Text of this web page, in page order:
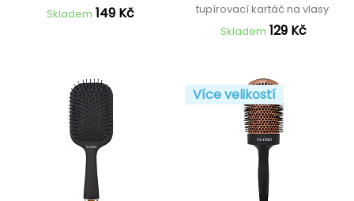
Skladem 149 Kč
tupírovací kartáč na vlasy
Skladem 129 Kč
Více velikostí